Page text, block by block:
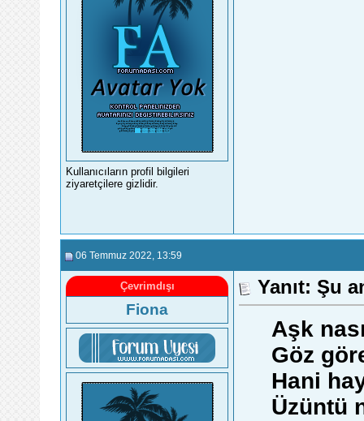
Kullanıcıların profil bilgileri
ziyaretçilere gizlidir.
06 Temmuz 2022 , 13:59
Çevrimdışı
Fiona
Yanıt: Şu
Aşk
Göz
Hani
Üzüntü